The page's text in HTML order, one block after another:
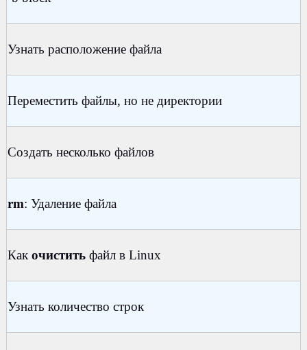
Узнать расположение файла
Переместить файлы, но не директории
Создать несколько файлов
rm: Удаление файла
Как очиститьфайл в Linux
Узнать количество строк